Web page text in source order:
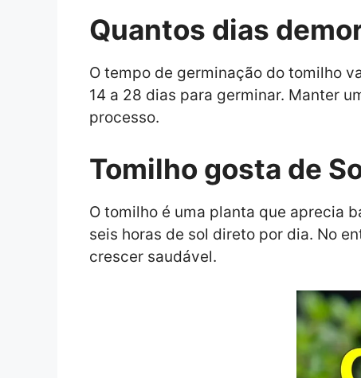
Quantos dias
O tempo de germinação do tomilho
14 a 28 dias para germinar. Manter
processo.
Tomilho gosta de
O tomilho é uma planta que aprecia
seis horas de sol direto por dia. No
crescer saudável.